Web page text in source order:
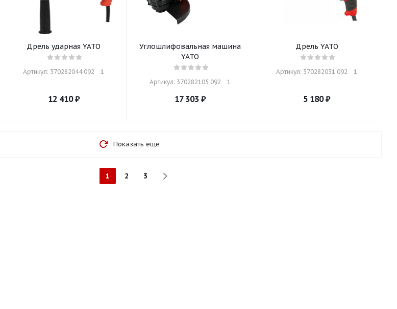
Дрель ударная YATO
Артикул: 370282044 092    1
12 410₽
Углошлифовальная машина
YATO
Артикул: 370282105 092    1
17 303 ₽
Дрель YATO
Артикул: 370282031 092    1
5 180₽
Показать еще
1 2 3